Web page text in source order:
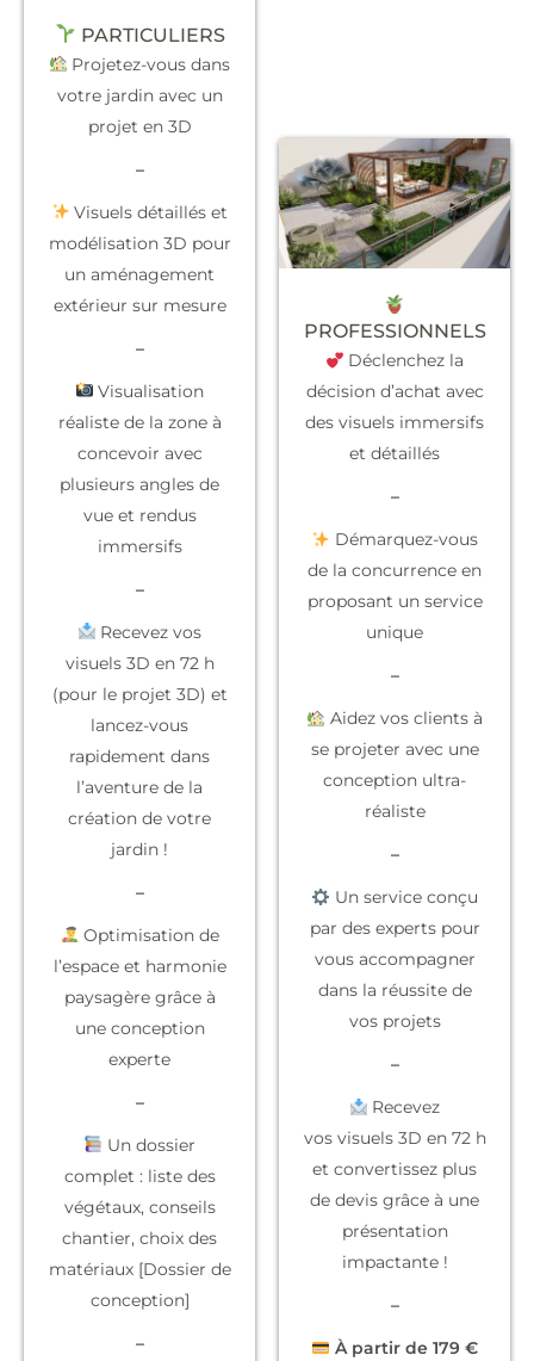
PARTICULIERS
Projetez-vous dans
votre jardin avec un
projet en 3D
–
Visuels détaillés et
modélisation 3D pour
un aménagement
extérieur sur mesure
–
Visualisation
réaliste de la zone à
concevoir avec
plusieurs angles de
vue et rendus
immersifs
–
Recevez vos
visuels 3D en 72 h
(pour le projet 3D) et
lancez-vous
rapidement dans
l’aventure de la
création de votre
jardin !
–
Optimisation de
l’espace et harmonie
paysagère grâce à
une conception
experte
–
Un dossier
complet : liste des
végétaux, conseils
chantier, choix des
matériaux [Dossier de
conception]
–
PROFESSIONNELS
Déclenchez la
décision d’achat avec
des visuels immersifs
et détaillés
–
Démarquez-vous
de la concurrence en
proposant un service
unique
–
Aidez vos clients à
se projeter avec une
conception ultra-
réaliste
–
Un service conçu
par des expertspour
vous accompagner
dans la réussite de
vos projets
–
Recevez
vos visuels 3D en 72 h
et convertissez plus
de devis grâce à une
présentation
impactante !
–
À partir de 179 €